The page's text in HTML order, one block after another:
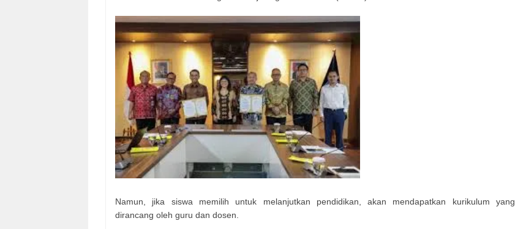
Namun, jika siswa memilih untuk melanjutkan pendidikan, akan mendapatkan kurikulum yang
dirancang oleh guru dan dosen.